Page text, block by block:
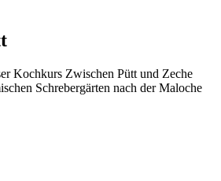
Kochkurs Zwischen Pütt und Zeche
Schrebergärten nach der Maloche